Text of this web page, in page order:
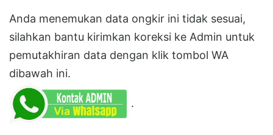
Anda menemukan data ongkir ini tidak sesuai,
silahkan bantu kirimkan koreksi ke Admin untuk
pemutakhiran data dengan klik tombol WA
dibawah ini.
.